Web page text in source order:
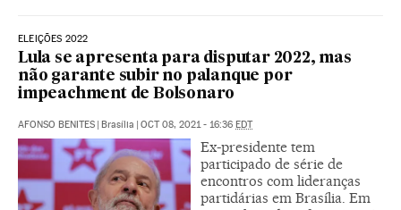
ELEIÇÕES 2022
Lula se apresenta para disputar 2022, mas
não garante subir no palanque por
impeachment de Bolsonaro
AFONSO BENITES | Brasília | OCT 08, 2021 - 16:36 EDT
Ex-presidente tem
participado de série de
encontros com lideranças
partidárias em Brasília. Em